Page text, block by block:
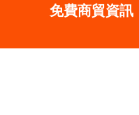
免費商貿資訊